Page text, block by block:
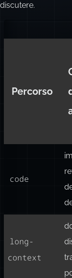
discutere.
Percorso
code
long-
context